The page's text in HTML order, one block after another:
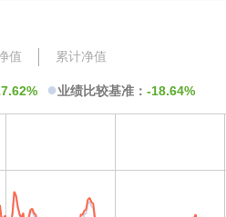
值 累计净值
●业绩比较基准： -18.64%